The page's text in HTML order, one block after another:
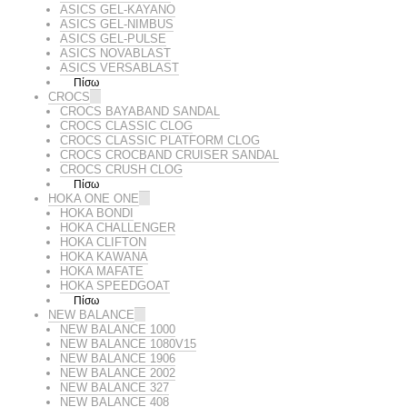
ASICS GEL-KAYANO
ASICS GEL-NIMBUS
ASICS GEL-PULSE
ASICS NOVABLAST
ASICS VERSABLAST
Πίσω
CROCS
CROCS BAYABAND SANDAL
CROCS CLASSIC CLOG
CROCS CLASSIC PLATFORM CLOG
CROCS CROCBAND CRUISER SANDAL
CROCS CRUSH CLOG
Πίσω
HOKA ONE ONE
HOKA BONDI
HOKA CHALLENGER
HOKA CLIFTON
HOKA KAWANA
HOKA MAFATE
HOKA SPEEDGOAT
Πίσω
NEW BALANCE
NEW BALANCE 1000
NEW BALANCE 1080V15
NEW BALANCE 1906
NEW BALANCE 2002
NEW BALANCE 327
NEW BALANCE 408